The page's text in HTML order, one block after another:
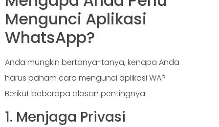
Mengunci Aplikasi
WhatsApp?
Anda mungkin bertanya-tanya, kenapa Anda
harus paham cara mengunci aplikasi WA?
Berikut beberapa alasan pentingnya:
1. Menjaga Privasi